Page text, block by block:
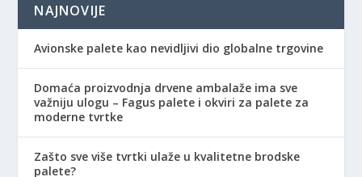
NAJNOVIJE
Avionske palete kao nevidljivi dio globalne trgovine
Domaća proizvodnja drvene ambalaže ima sve
važniju ulogu – Fagus palete i okviri za palete za
moderne tvrtke
Zašto sve više tvrtki ulaže u kvalitetne brodske
palete?